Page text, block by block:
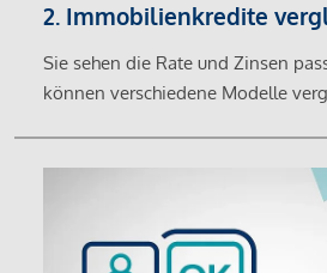
2. Immobilienkredite
Sie sehen die Rate und Zinsen
können verschiedene Modelle